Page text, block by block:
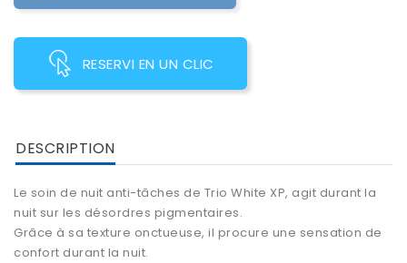
RESERVI EN UN CLIC
DESCRIPTION
Le soin de nuit anti-tâches de Trio White XP, agit durant la
nuit sur les désordres pigmentaires.
Grâce à sa texture onctueuse, il procure une sensation de
confort durant la nuit.